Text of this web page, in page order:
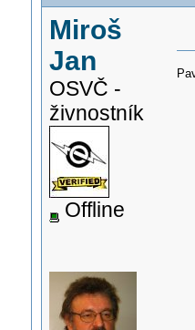
Miroš
Jan
OSVČ -
živnostník
Offline